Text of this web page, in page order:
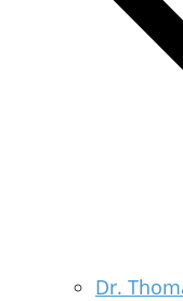
Dr.